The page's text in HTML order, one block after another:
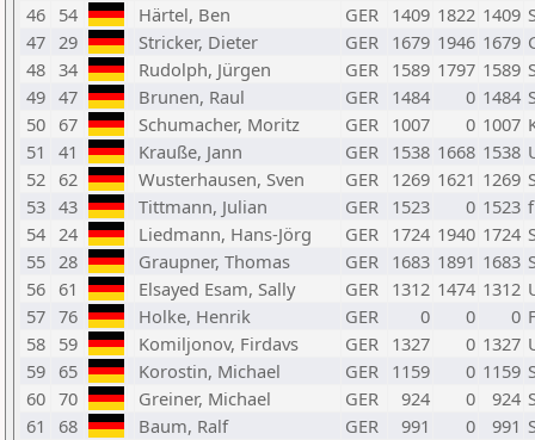
46 54 Härtel, Ben GER 1409 1822 1409
47 29 Stricker, Dieter GER 1679 1946 1679
48 34 Rudolph, Jürgen GER 1589 1797 1589
49 47 Brunen, Raul GER 1484 0 1484
50 67 Schumacher, Moritz GER 1007 0 1007
51
41 Krauße, Jann GER 1538 1668 1538
52 62 Wusterhausen, Sven GER 1269 1621 1269
53 43 Tittmann, Julian GER 1523 0 1523
54 24 Liedmann, Hans-Jörg GER 1724 1940 1724
55 28 Graupner, Thomas GER 1683 1891 1683
56 61 Elsayed Esam, Sally GER 1312 1474 1312
57 76 Holke, Henrik GER 0 0 0
58 59 Komiljonov, Firdavs GER 1327 0 1327
59 65 Korostin, Michael GER 1159 0 1159
60 70 Greiner, Michael GER 924 0 924
61
68 Baum, Ralf GER 991 0 991